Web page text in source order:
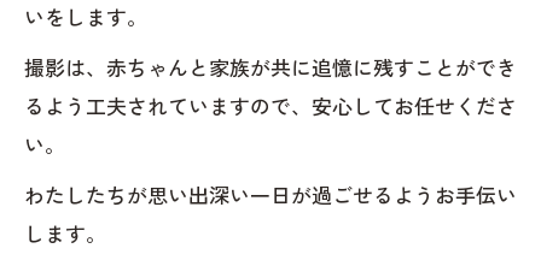
いをします。
撮影は、赤ちゃんと家族が共に追憶に残すことができ
るよう工夫されていますので、安心してお任せくださ
い。
わたしたちが思い出深い一日が過ごせるようお手伝い
します。